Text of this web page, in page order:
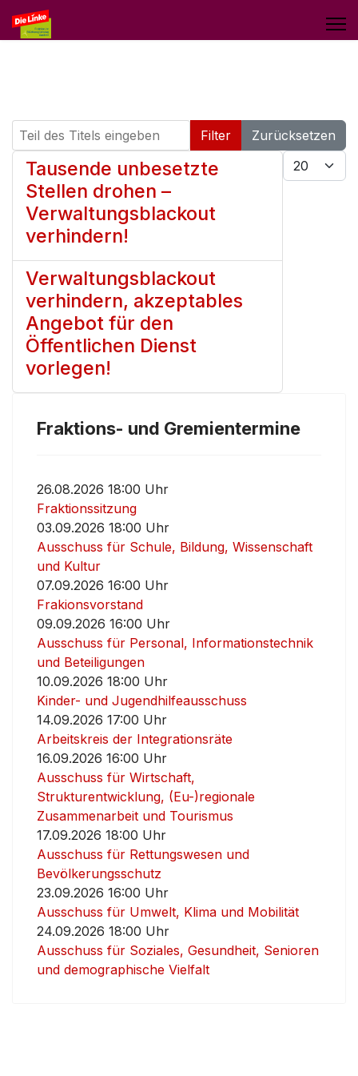
Teil des Titels eingeben Filter
Zurücksetzen
Anzeige #
Tausende unbesetzte
Stellen drohen –
Verwaltungsblackout
verhindern!
Verwaltungsblackout
verhindern, akzeptables
Angebot für den
Öffentlichen Dienst
vorlegen!
Fraktions- und Gremientermine
26.08.2026 18:00 Uhr
Fraktionssitzung
03.09.2026 18:00 Uhr
Ausschuss für Schule, Bildung, Wissenschaft
und Kultur
07.09.2026 16:00 Uhr
Frakionsvorstand
09.09.2026 16:00 Uhr
Ausschuss für Personal, Informationstechnik
und Beteiligungen
10.09.2026 18:00 Uhr
Kinder- und Jugendhilfeausschuss
14.09.2026 17:00 Uhr
Arbeitskreis der Integrationsräte
16.09.2026 16:00 Uhr
Ausschuss für Wirtschaft,
Strukturentwicklung, (Eu-)regionale
Zusammenarbeit und Tourismus
17.09.2026 18:00 Uhr
Ausschuss für Rettungswesen und
Bevölkerungsschutz
23.09.2026 16:00 Uhr
Ausschuss für Umwelt, Klima und Mobilität
24.09.2026 18:00 Uhr
Ausschuss für Soziales, Gesundheit, Senioren
und demographische Vielfalt